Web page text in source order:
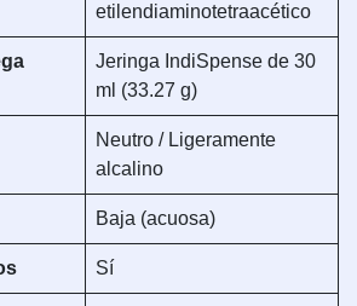
etilendiaminotetraacético
Jeringa IndiSpense de 30
ml (33.27 g)
Neutro / Ligeramente
alcalino
Baja (acuosa)
Sí